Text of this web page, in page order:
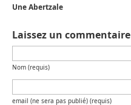
Une Abertzale
Laissez un commentaire
Nom (requis)
email (ne sera pas publié) (requis)